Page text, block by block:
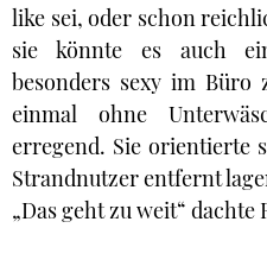
like sei, oder schon
sie könnte es auch
besonders sexy im Büro
einmal ohne
erregend. Sie orientierte
Strandnutzer entfernt
„Das geht zu weit“ dachte